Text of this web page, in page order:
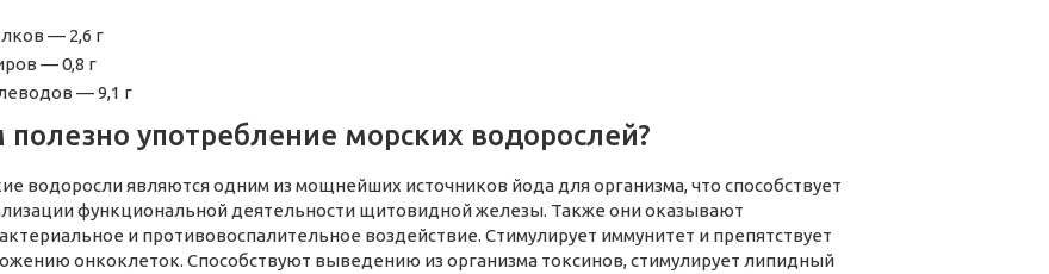
— 2,6 г
— 0,8 г
— 9,1 г
полезно употребление морских водорослей?
водоросли являются одним из мощнейших источников йода для организма, что способствует
функциональной деятельности щитовидной железы. Также они оказывают
и противовоспалительное воздействие. Стимулирует иммунитет и препятствует
онкоклеток. Способствуют выведению из организма токсинов, стимулирует липидный